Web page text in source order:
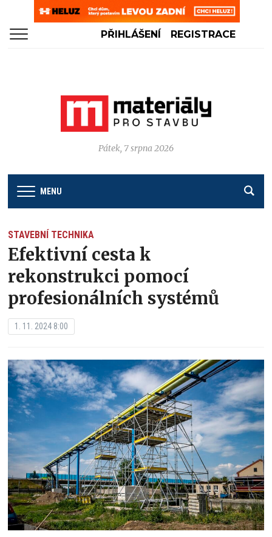
PŘIHLÁŠENÍ REGISTRACE
Pátek, 7 srpna 2026
MENU
STAVEBNÍ TECHNIKA
Efektivní cesta k
rekonstrukci pomocí
profesionálních systémů
1. 11. 2024 8:00